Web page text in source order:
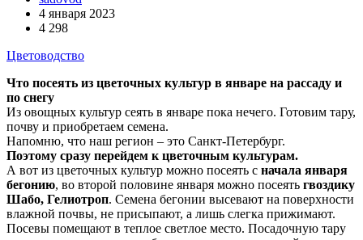
4 января 2023
4 298
Цветоводство
Что посеять из цветочных культур в январе на рассаду и
по снегу
Из овощных культур сеять в январе пока нечего. Готовим тару,
почву и приобретаем семена.
Напомню, что наш регион – это Санкт-Петербург.
Поэтому сразу перейдем к цветочным культурам.
А вот из цветочных культур можно посеять с начала января
бегонию, во второй половине января можно посеять гвоздику
Шабо, Гелиотроп. Семена бегонии высевают на поверхности
влажной почвы, не присыпают, а лишь слегка прижимают.
Посевы помещают в теплое светлое место. Посадочную тару